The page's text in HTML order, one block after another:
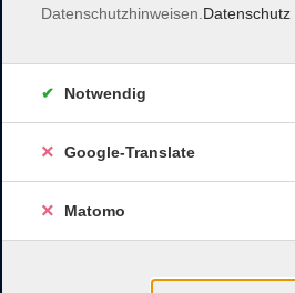
96450 Coburg
info@vhs-coburg.de
Tel: 09561 8825-0
Datenschutzhinweisen. Datenschutz
Notwendig
Google-Translate
Matomo